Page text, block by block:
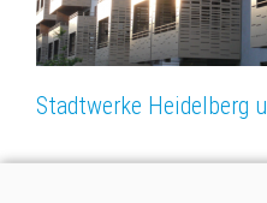
Stadtwerke Heidelberg